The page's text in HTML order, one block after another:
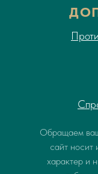
Обращаем
сайт носит
характер и